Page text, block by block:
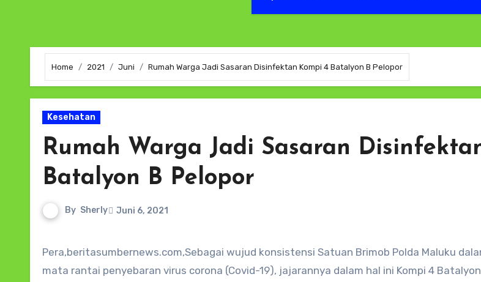
Home 2021 Juni Rumah Warga Jadi Sasaran Disinfektan Kompi 4 Batalyon B Pelopor
Kesehatan
Rumah Warga Jadi Sasaran
Batalyon B Pelopor
By Sherly Juni 6, 2021
Pera,beritasumbernews.com,Sebagai wujud konsistensi Satuan Brimob Polda Maluku dalam upaya memutus
mata rantai penyebaran virus corona (Covid-19), jajarannya dalam hal ini Kompi 4